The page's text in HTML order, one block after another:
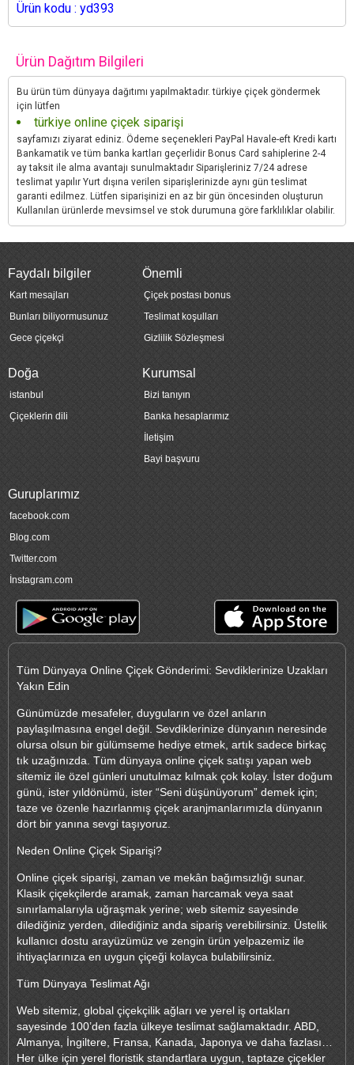
Ürün kodu : yd393
Ürün Dağıtım Bilgileri
Bu ürün tüm dünyaya dağıtımı yapılmaktadır. türkiye çiçek göndermek
için lütfen
türkiye online çiçek siparişi
sayfamızı ziyarat ediniz. Ödeme seçenekleri PayPal Havale-eft Kredi kartı
Bankamatik ve tüm banka kartları geçerlidir Bonus Card sahiplerine 2-4
ay taksit ile alma avantajı sunulmaktadır Siparişleriniz 7/24 adrese
teslimat yapılır Yurt dışına verilen siparişlerinizde aynı gün teslimat
garanti edilmez. Lütfen siparişinizi en az bir gün öncesinden oluşturun
Kullanılan ürünlerde mevsimsel ve stok durumuna göre farklılıklar olabilir.
Faydalı bilgiler
Kart mesajları
Bunları biliyormusunuz
Gece çiçekçi
Önemli
Çiçek postası bonus
Teslimat koşulları
Gizlilik Sözleşmesi
Doğa
istanbul
Çiçeklerin dili
Kurumsal
Bizi tanıyın
Banka hesaplarımız
İletişim
Bayi başvuru
Guruplarımız
facebook.com
Blog.com
Twitter.com
İnstagram.com
Tüm Dünyaya Online Çiçek Gönderimi: Sevdiklerinize Uzakları
Yakın Edin
Günümüzde mesafeler, duyguların ve özel anların
paylaşılmasına engel değil. Sevdiklerinize dünyanın neresinde
olursa olsun bir gülümseme hediye etmek, artık sadece birkaç
tık uzağınızda. Tüm dünyaya online çiçek satışı yapan web
sitemiz ile özel günleri unutulmaz kılmak çok kolay. İster doğum
günü, ister yıldönümü, ister “Seni düşünüyorum” demek için;
taze ve özenle hazırlanmış çiçek aranjmanlarımızla dünyanın
dört bir yanına sevgi taşıyoruz.
Neden Online Çiçek Siparişi?
Online çiçek siparişi, zaman ve mekân bağımsızlığı sunar.
Klasik çiçekçilerde aramak, zaman harcamak veya saat
sınırlamalarıyla uğraşmak yerine; web sitemiz sayesinde
dilediğiniz yerden, dilediğiniz anda sipariş verebilirsiniz. Üstelik
kullanıcı dostu arayüzümüz ve zengin ürün yelpazemiz ile
ihtiyaçlarınıza en uygun çiçeği kolayca bulabilirsiniz.
Tüm Dünyaya Teslimat Ağı
Web sitemiz, global çiçekçilik ağları ve yerel iş ortakları
sayesinde 100’den fazla ülkeye teslimat sağlamaktadır. ABD,
Almanya, İngiltere, Fransa, Kanada, Japonya ve daha fazlası…
Her ülke için yerel floristik standartlara uygun, taptaze çiçekler